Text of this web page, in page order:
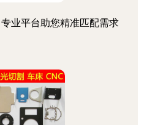
业平台助您精准匹配需求